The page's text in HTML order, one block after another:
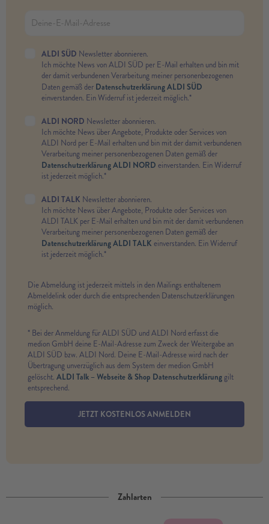
ALDI SÜD Newsletter abonnieren.
Ich möchte News von ALDI SÜD per E-Mail erhalten und bin mit
der damit verbundenen Verarbeitung meiner personenbezogenen
Daten gemäß der Datenschutzerklärung ALDI SÜD
einverstanden. Ein Widerruf ist jederzeit möglich.*
ALDI NORD Newsletter abonnieren.
Ich möchte News über Angebote, Produkte oder Services von
ALDI Nord per E-Mail erhalten und bin mit der damit verbundenen
Verarbeitung meiner personenbezogenen Daten gemäß der
Datenschutzerklärung ALDI NORD einverstanden. Ein Widerruf
ist jederzeit möglich.*
ALDI TALK Newsletter abonnieren.
Ich möchte News über Angebote, Produkte oder Services von
ALDI TALK per E-Mail erhalten und bin mit der damit verbundenen
Verarbeitung meiner personenbezogenen Daten gemäß der
Datenschutzerklärung ALDI TALK einverstanden. Ein Widerruf
ist jederzeit möglich.*
Die Abmeldung ist jederzeit mittels in den Mailings enthaltenem
Abmeldelink oder durch die entsprechenden Datenschutzerklärungen
möglich.
* Bei der Anmeldung für ALDI SÜD und ALDI Nord erfasst die
medion GmbH deine E-Mail-Adresse zum Zweck der Weitergabe an
ALDI SÜD bzw. ALDI Nord. Deine E-Mail-Adresse wird nach der
Übertragung unverzüglich aus dem System der medion GmbH
gelöscht. ALDI Talk – Webseite & Shop Datenschutzerklärunggilt
entsprechend.
JETZT KOSTENLOS ANMELDEN
Zahlarten